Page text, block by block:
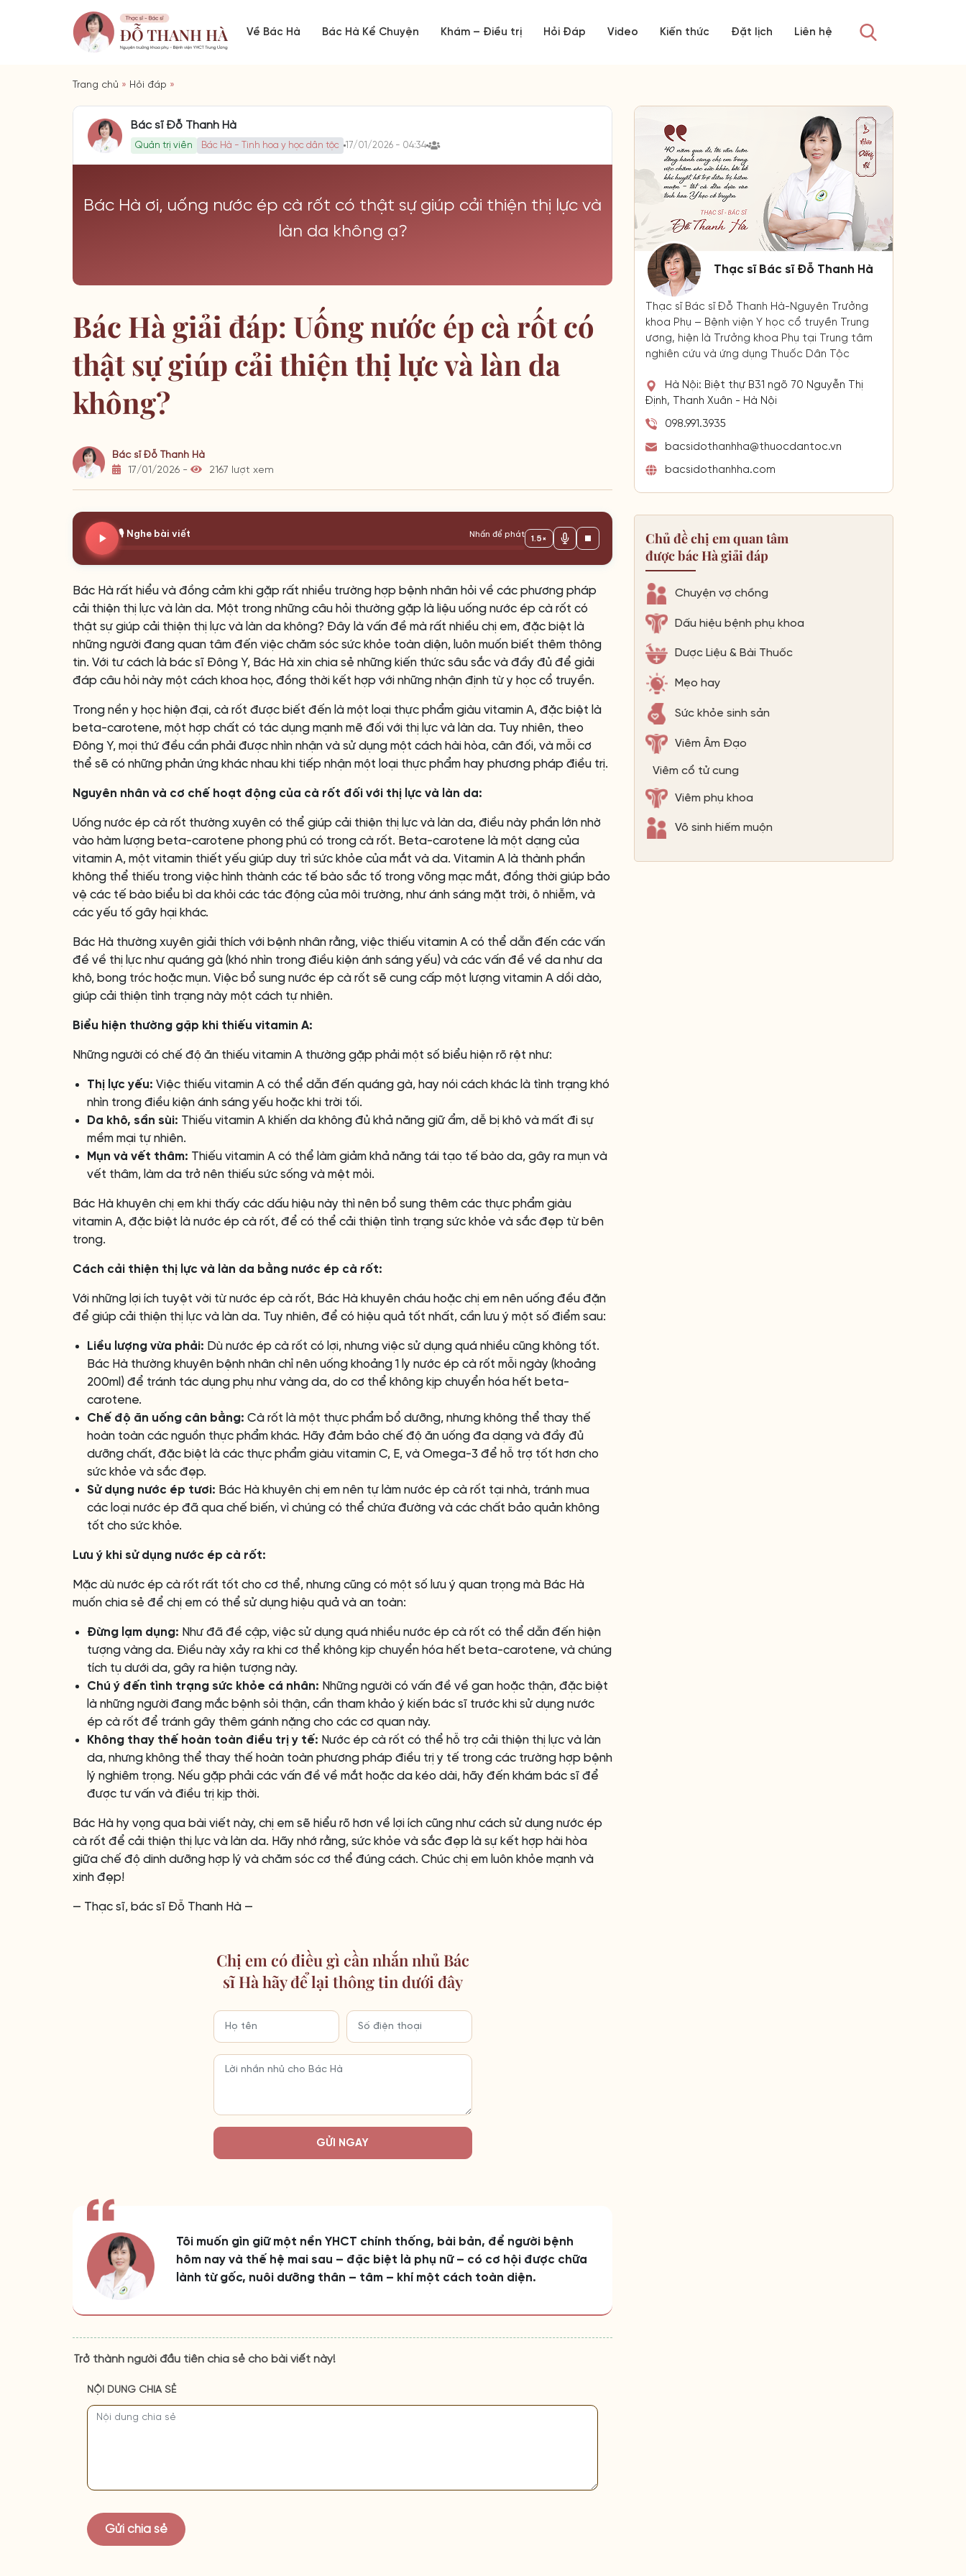
Về Bác Hà Bác Hà Kể Chuyện Khám – Điều trị Hỏi Đáp Video Kiến thức Đặt lịch Liên hệ
Trang chủ » Hỏi đáp »
Bác sĩ Đỗ Thanh Hà
Quản trị viên Bác Hà - Tinh hoa y học dân tộc 17/01/2026 - 04:34
Bác Hà ơi, uống nước ép cà rốt có thật sự giúp cải thiện thị lực và
làn da không ạ?
Bác Hà giải đáp: Uống nước ép cà rốt có
thật sự giúp cải thiện thị lực và làn da
không?
Bác sĩ Đỗ Thanh Hà
17/01/2026 -
2167 lượt xem
🎙️ Nghe bài viết Nhấn để phát 1.5×
Bác Hà rất hiểu và đồng cảm khi gặp rất nhiều trường hợp bệnh nhân hỏi về các phương pháp
cải thiện thị lực và làn da. Một trong những câu hỏi thường gặp là liệu uống nước ép cà rốt có
thật sự giúp cải thiện thị lực và làn da không? Đây là vấn đề mà rất nhiều chị em, đặc biệt là
những người đang quan tâm đến việc chăm sóc sức khỏe toàn diện, luôn muốn biết thêm thông
tin. Với tư cách là bác sĩ Đông Y, Bác Hà xin chia sẻ những kiến thức sâu sắc và đầy đủ để giải
đáp câu hỏi này một cách khoa học, đồng thời kết hợp với những nhận định từ y học cổ truyền.
Trong nền y học hiện đại, cà rốt được biết đến là một loại thực phẩm giàu vitamin A, đặc biệt là
beta-carotene, một hợp chất có tác dụng mạnh mẽ đối với thị lực và làn da. Tuy nhiên, theo
Đông Y, mọi thứ đều cần phải được nhìn nhận và sử dụng một cách hài hòa, cân đối, và mỗi cơ
thể sẽ có những phản ứng khác nhau khi tiếp nhận một loại thực phẩm hay phương pháp điều trị.
Nguyên nhân và cơ chế hoạt động của cà rốt đối với thị lực và làn da:
Uống nước ép cà rốt thường xuyên có thể giúp cải thiện thị lực và làn da, điều này phần lớn nhờ
vào hàm lượng beta-carotene phong phú có trong cà rốt. Beta-carotene là một dạng của
vitamin A, một vitamin thiết yếu giúp duy trì sức khỏe của mắt và da. Vitamin A là thành phần
không thể thiếu trong việc hình thành các tế bào sắc tố trong võng mạc mắt, đồng thời giúp bảo
vệ các tế bào biểu bì da khỏi các tác động của môi trường, như ánh sáng mặt trời, ô nhiễm, và
các yếu tố gây hại khác.
Bác Hà thường xuyên giải thích với bệnh nhân rằng, việc thiếu vitamin A có thể dẫn đến các vấn
đề về thị lực như quáng gà (khó nhìn trong điều kiện ánh sáng yếu) và các vấn đề về da như da
khô, bong tróc hoặc mụn. Việc bổ sung nước ép cà rốt sẽ cung cấp một lượng vitamin A dồi dào,
giúp cải thiện tình trạng này một cách tự nhiên.
Biểu hiện thường gặp khi thiếu vitamin A:
Những người có chế độ ăn thiếu vitamin A thường gặp phải một số biểu hiện rõ rệt như:
Thị lực yếu: Việc thiếu vitamin A có thể dẫn đến quáng gà, hay nói cách khác là tình trạng khó
nhìn trong điều kiện ánh sáng yếu hoặc khi trời tối.
Da khô, sần sùi: Thiếu vitamin A khiến da không đủ khả năng giữ ẩm, dễ bị khô và mất đi sự
mềm mại tự nhiên.
Mụn và vết thâm: Thiếu vitamin A có thể làm giảm khả năng tái tạo tế bào da, gây ra mụn và
vết thâm, làm da trở nên thiếu sức sống và mệt mỏi.
Bác Hà khuyên chị em khi thấy các dấu hiệu này thì nên bổ sung thêm các thực phẩm giàu
vitamin A, đặc biệt là nước ép cà rốt, để có thể cải thiện tình trạng sức khỏe và sắc đẹp từ bên
trong.
Cách cải thiện thị lực và làn da bằng nước ép cà rốt:
Với những lợi ích tuyệt vời từ nước ép cà rốt, Bác Hà khuyên cháu hoặc chị em nên uống đều đặn
để giúp cải thiện thị lực và làn da. Tuy nhiên, để có hiệu quả tốt nhất, cần lưu ý một số điểm sau:
Liều lượng vừa phải: Dù nước ép cà rốt có lợi, nhưng việc sử dụng quá nhiều cũng không tốt.
Bác Hà thường khuyên bệnh nhân chỉ nên uống khoảng 1 ly nước ép cà rốt mỗi ngày (khoảng
200ml) để tránh tác dụng phụ như vàng da, do cơ thể không kịp chuyển hóa hết beta-
carotene.
Chế độ ăn uống cân bằng: Cà rốt là một thực phẩm bổ dưỡng, nhưng không thể thay thế
hoàn toàn các nguồn thực phẩm khác. Hãy đảm bảo chế độ ăn uống đa dạng và đầy đủ
dưỡng chất, đặc biệt là các thực phẩm giàu vitamin C, E, và Omega-3 để hỗ trợ tốt hơn cho
sức khỏe và sắc đẹp.
Sử dụng nước ép tươi: Bác Hà khuyên chị em nên tự làm nước ép cà rốt tại nhà, tránh mua
các loại nước ép đã qua chế biến, vì chúng có thể chứa đường và các chất bảo quản không
tốt cho sức khỏe.
Lưu ý khi sử dụng nước ép cà rốt:
Mặc dù nước ép cà rốt rất tốt cho cơ thể, nhưng cũng có một số lưu ý quan trọng mà Bác Hà
muốn chia sẻ để chị em có thể sử dụng hiệu quả và an toàn:
Đừng lạm dụng: Như đã đề cập, việc sử dụng quá nhiều nước ép cà rốt có thể dẫn đến hiện
tượng vàng da. Điều này xảy ra khi cơ thể không kịp chuyển hóa hết beta-carotene, và chúng
tích tụ dưới da, gây ra hiện tượng này.
Chú ý đến tình trạng sức khỏe cá nhân: Những người có vấn đề về gan hoặc thận, đặc biệt
là những người đang mắc bệnh sỏi thận, cần tham khảo ý kiến bác sĩ trước khi sử dụng nước
ép cà rốt để tránh gây thêm gánh nặng cho các cơ quan này.
Không thay thế hoàn toàn điều trị y tế: Nước ép cà rốt có thể hỗ trợ cải thiện thị lực và làn
da, nhưng không thể thay thế hoàn toàn phương pháp điều trị y tế trong các trường hợp bệnh
lý nghiêm trọng. Nếu gặp phải các vấn đề về mắt hoặc da kéo dài, hãy đến khám bác sĩ để
được tư vấn và điều trị kịp thời.
Bác Hà hy vọng qua bài viết này, chị em sẽ hiểu rõ hơn về lợi ích cũng như cách sử dụng nước ép
cà rốt để cải thiện thị lực và làn da. Hãy nhớ rằng, sức khỏe và sắc đẹp là sự kết hợp hài hòa
giữa chế độ dinh dưỡng hợp lý và chăm sóc cơ thể đúng cách. Chúc chị em luôn khỏe mạnh và
xinh đẹp!
— Thạc sĩ, bác sĩ Đỗ Thanh Hà —
Chị em có điều gì cần nhắn nhủ Bác
sĩ Hà hãy để lại thông tin dưới đây
GỬI NGAY
Tôi muốn gìn giữ một nền YHCT chính thống, bài bản, để người bệnh
hôm nay và thế hệ mai sau – đặc biệt là phụ nữ – có cơ hội được chữa
lành từ gốc, nuôi dưỡng thân – tâm – khí một cách toàn diện.
Trở thành người đầu tiên chia sẻ cho bài viết này!
NỘI DUNG CHIA SẺ
Thạc sĩ Bác sĩ Đỗ Thanh Hà
Thạc sĩ Bác sĩ Đỗ Thanh Hà-Nguyên Trưởng
khoa Phụ – Bệnh viện Y học cổ truyền Trung
ương, hiện là Trưởng khoa Phụ tại Trung tâm
nghiên cứu và ứng dụng Thuốc Dân Tộc
Hà Nội: Biệt thự B31 ngõ 70 Nguyễn Thị
Định, Thanh Xuân - Hà Nội
098.991.3935
bacsidothanhha@thuocdantoc.vn
bacsidothanhha.com
Chủ đề chị em quan tâm
được bác Hà giải đáp
Chuyện vợ chồng
Dấu hiệu bệnh phụ khoa
Dược Liệu & Bài Thuốc
Mẹo hay
Sức khỏe sinh sản
Viêm Âm Đạo
Viêm cổ tử cung
Viêm phụ khoa
Vô sinh hiếm muộn